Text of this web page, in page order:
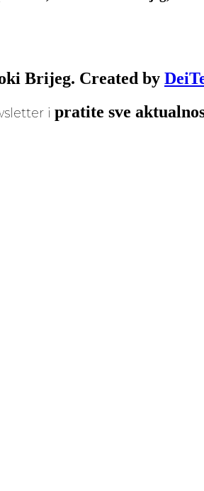
Brijeg. Created by
i pratite sve